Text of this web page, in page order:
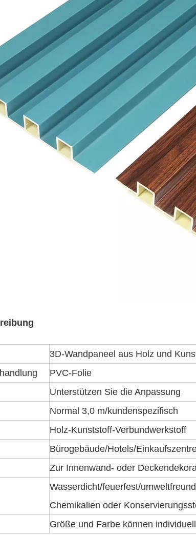
3D-Wandpaneel aus Holz und
PVC-Folie
Unterstützen Sie die Anpassung
Normal 3,0 m/kundenspezifisch
Holz-Kunststoff-Verbundwerkstoff
Bürogebäude/Hotels/
Zur Innenwand- oder
Wasserdicht/feuerfest/
Chemikalien oder
Größe und Farbe können